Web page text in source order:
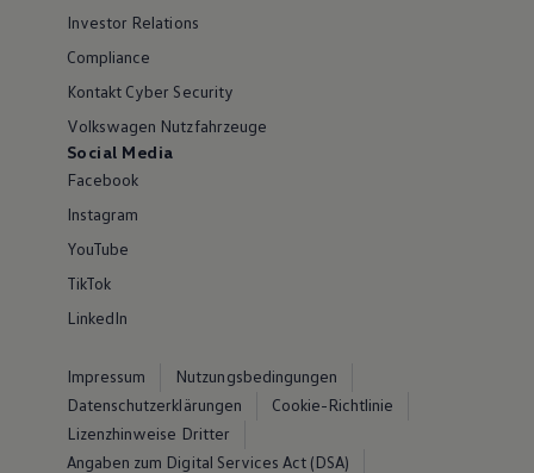
Investor Relations
Compliance
Kontakt Cyber Security
Volkswagen Nutzfahrzeuge
Social Media
Facebook
Instagram
YouTube
TikTok
LinkedIn
Impressum
Nutzungsbedingungen
Datenschutzerklärungen
Cookie-Richtlinie
Lizenzhinweise Dritter
Angaben zum Digital Services Act (DSA)